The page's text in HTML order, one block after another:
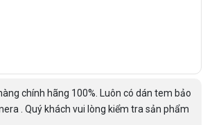
chính hãng 100%. Luôn có dán tem bảo
. Quý khách vui lòng kiểm tra sản phẩm